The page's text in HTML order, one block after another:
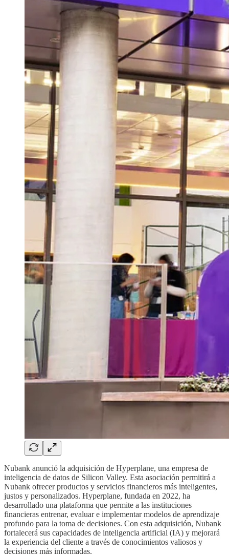
Nubank anunció la adquisición de Hyperplane, una empresa de
inteligencia de datos de Silicon Valley. Esta asociación permitirá a
Nubank ofrecer productos y servicios financieros más inteligentes,
justos y personalizados. Hyperplane, fundada en 2022, ha
desarrollado una plataforma que permite a las instituciones
financieras entrenar, evaluar e implementar modelos de aprendizaje
profundo para la toma de decisiones. Con esta adquisición, Nubank
fortalecerá sus capacidades de inteligencia artificial (IA) y mejorará
la experiencia del cliente a través de conocimientos valiosos y
decisiones más informadas.